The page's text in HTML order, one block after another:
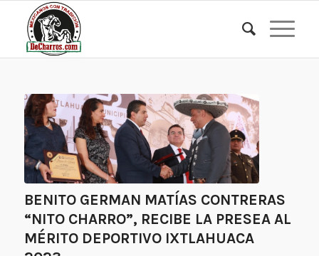
BENITO GERMAN MATÍAS CONTRERAS
“NITO CHARRO”, RECIBE LA PRESEA AL
MÉRITO DEPORTIVO IXTLAHUACA